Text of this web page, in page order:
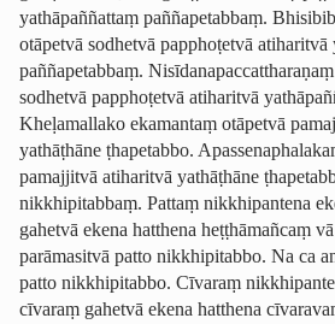
yathāpaññattaṃ paññapetabbaṃ.
otāpetvā sodhetvā papphoṭetvā atiharitvā
paññapetabbaṃ.
sodhetvā papphoṭetvā atiharitvā
Kheḷamallako ekamantaṃ otāpetvā
yathāṭhāne ṭhapetabbo.
pamajjitvā atiharitvā yathāṭhāne
nikkhipitabbaṃ. Pattaṃ nikkhipantena
gahetvā ekena hatthena heṭṭhāmañcaṃ
parāmasitvā patto nikkhipitabbo. Na ca
patto nikkhipitabbo. Cīvaraṃ
cīvaraṃ gahetvā ekena hatthena